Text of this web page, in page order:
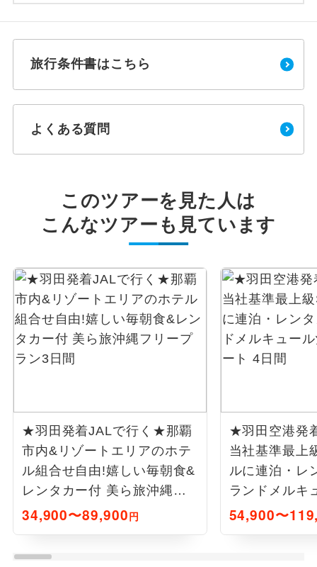
旅行条件書はこちら
よくある質問
このツアーを見た人は
こんなツアーも見ています
★羽田発着JALで行く★那覇
市内&リゾートエリアのホテ
ル組合せ自由!嬉しい毎朝食&
レンタカー付 美ら旅沖縄フ
リープラン3日間
34,900〜89,900円
★羽田空港
当社基準最上
ルに連泊・レ
ランドメルキ
岬リゾ
54,900〜